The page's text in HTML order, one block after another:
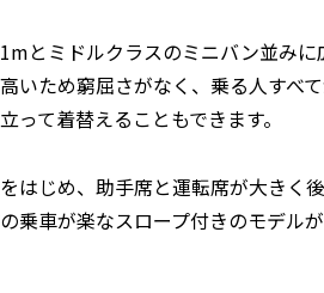
とミドルクラスのミニバン並み
いため窮屈さがなく、乗る人すべ
って着替えることもできます。
はじめ、助手席と運転席が大き
乗車が楽なスロープ付きのモデル